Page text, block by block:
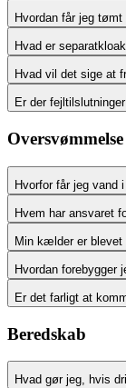
Hvordan får jeg
Hvad er
Hvad vil det sige at
Er der
Oversvømmelse
Hvorfor får jeg vand
Hvem har ansvaret
Min kælder er
Hvordan forebygger
Er det farligt at
Beredskab
Hvad gør jeg, hvis